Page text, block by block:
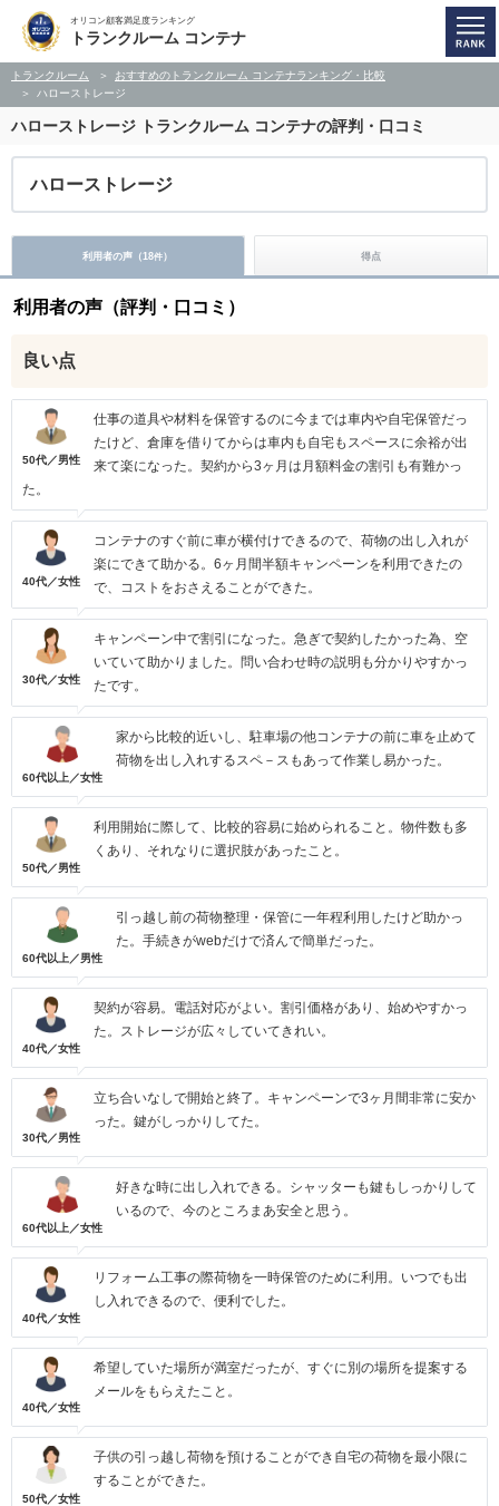
オリコン顧客満足度ランキング
トランクルーム コンテナ
トランクルーム
おすすめのトランクルーム コンテナランキング・比較
ハローストレージ
ハローストレージ トランクルーム コンテナの評判・口コミ
ハローストレージ
利用者の声（18件） 得点
利用者の声（評判・口コミ）
良い点
50代／男性
仕事の道具や材料を保管するのに今までは車内や自宅保管だっ
たけど、倉庫を借りてからは車内も自宅もスペースに余裕が出
来て楽になった。契約から3ヶ月は月額料金の割引も有難かっ
た。
40代／女性
コンテナのすぐ前に車が横付けできるので、荷物の出し入れが
楽にできて助かる。6ヶ月間半額キャンペーンを利用できたの
で、コストをおさえることができた。
30代／女性
キャンペーン中で割引になった。急ぎで契約したかった為、空
いていて助かりました。問い合わせ時の説明も分かりやすかっ
たです。
60代以上／女性
家から比較的近いし、駐車場の他コンテナの前に車を止めて
荷物を出し入れするスペ－スもあって作業し易かった。
50代／男性
利用開始に際して、比較的容易に始められること。物件数も多
くあり、それなりに選択肢があったこと。
60代以上／男性
引っ越し前の荷物整理・保管に一年程利用したけど助かっ
た。手続きがwebだけで済んで簡単だった。
40代／女性
契約が容易。電話対応がよい。割引価格があり、始めやすかっ
た。ストレージが広々していてきれい。
30代／男性
立ち合いなしで開始と終了。キャンペーンで3ヶ月間非常に安か
った。鍵がしっかりしてた。
60代以上／女性
好きな時に出し入れできる。シャッターも鍵もしっかりして
いるので、今のところまあ安全と思う。
40代／女性
リフォーム工事の際荷物を一時保管のために利用。いつでも出
し入れできるので、便利でした。
40代／女性
希望していた場所が満室だったが、すぐに別の場所を提案する
メールをもらえたこと。
50代／女性
子供の引っ越し荷物を預けることができ自宅の荷物を最小限に
することができた。